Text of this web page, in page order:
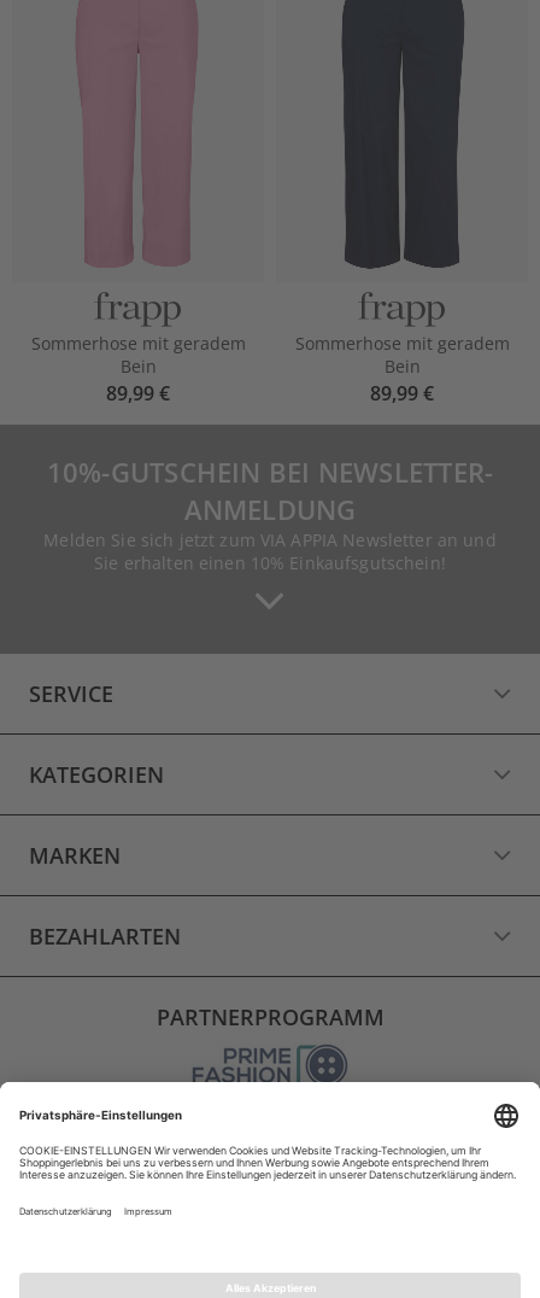
Sommerhose mit geradem
Bein
89,99 €
Sommerhose mit geradem
Bein
89,99 €
10%-GUTSCHEIN BEI NEWSLETTER-
ANMELDUNG
Melden Sie sich jetzt zum VIA APPIA Newsletter an und
Sie erhalten einen 10% Einkaufsgutschein!
SERVICE
KATEGORIEN
MARKEN
BEZAHLARTEN
PARTNERPROGRAMM
VERSAND